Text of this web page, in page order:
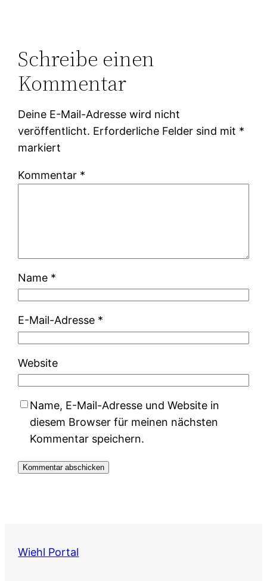
Schreibe einen
Kommentar
Deine E-Mail-Adresse wird nicht
veröffentlicht. Erforderliche Felder sind mit *
markiert
Kommentar *
Name *
E-Mail-Adresse *
Website
Name, E-Mail-Adresse und Website in
diesem Browser für meinen nächsten
Kommentar speichern.
Wiehl Portal